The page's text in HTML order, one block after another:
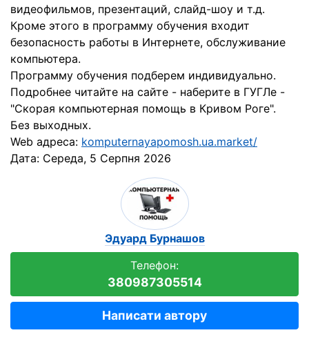
видеофильмов, презентаций, слайд-шоу и т.д.
Кроме этого в программу обучения входит
безопасность работы в Интернете, обслуживание
компьютера.
Программу обучения подберем индивидуально.
Подробнее читайте на сайте - наберите в ГУГЛе -
"Скорая компьютерная помощь в Кривом Роге".
Без выходных.
Web адреса: komputernayapomosh.ua.market/
Дата: Середа, 5 Серпня 2026
Эдуард Бурнашов
Телефон:
380987305514
Написати автору